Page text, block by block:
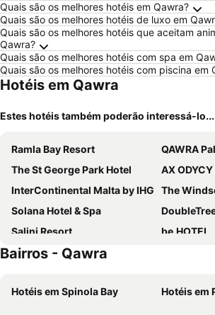
Quais são os melhores hotéis em Qawra?
Quais são os melhores hotéis de luxo em
Quais são os melhores hotéis que aceitam
Qawra?
Quais são os melhores hotéis com spa em
Quais são os melhores hotéis com piscina em
Hotéis em Qawra
Estes hotéis também poderão interessá-lo...
Ramla Bay Resort
QAWRA
The St George Park Hotel
AX
InterContinental Malta by IHG
The
Solana Hotel & Spa
Salini Resort
be.HOTEL
Maritim Antonine Hotel & Spa
db San Antonio Hotel + Spa All Inclusive
Mayflower
Bairros - Qawra
Hotéis em Spinola Bay Hotéis em